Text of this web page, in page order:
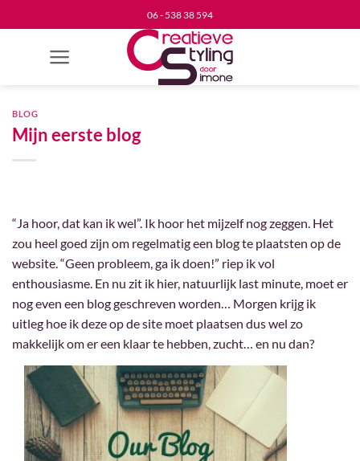
naar
06 - 538 38 594
BLOG
Mijn eerste blog
“Ja hoor, dat kan ik wel”. Ik hoor het mijzelf nog zeggen. Het
zou heel goed zijn om regelmatig een blog te plaatsten op de
website. “Geen probleem, ga ik doen!” riep ik vol
enthousiasme. En nu zit ik hier, natuurlijk last minute, moet er
nog even een blog geschreven worden… Morgen krijg ik
uitleg hoe ik deze op de site moet plaatsen dus wel zo
makkelijk om er een klaar te hebben, zucht… en nu dan?